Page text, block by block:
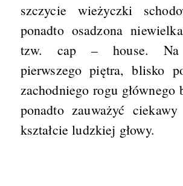
szczycie wieżyczki
ponadto osadzona
tzw. cap – house. Na
pierwszego piętra, blisko
zachodniego rogu głównego
ponadto zauważyć
kształcie ludzkiej głowy.